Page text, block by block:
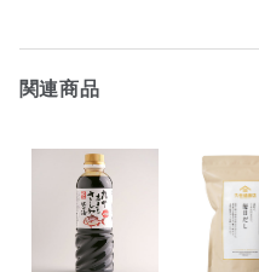
関連商品